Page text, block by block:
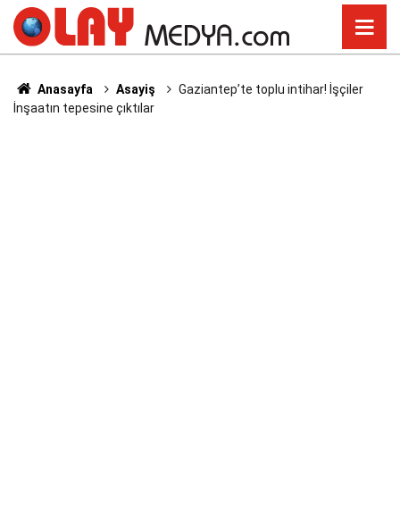
Anasayfa Asayiş
Gaziantep’te toplu intihar! İşçiler
İnşaatın tepesine çıktılar